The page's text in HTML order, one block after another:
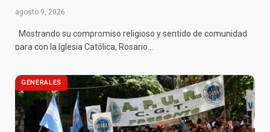
agosto 9, 2026
Mostrando su compromiso religioso y sentido de comunidad
para con la Iglesia Católica, Rosario…
GENERALES